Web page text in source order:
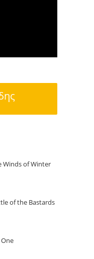
Winds of Winter
of the Bastards